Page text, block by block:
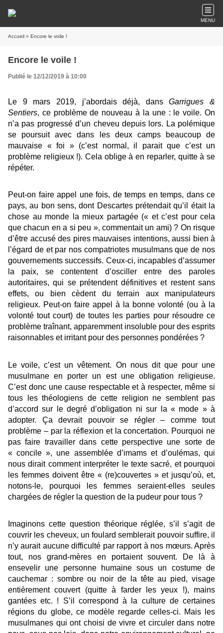
MENU
Accueil » Encore le voile !
Encore le voile !
Publié le 12/12/2019 à 10:00
Le 9 mars 2019, j’abordais déjà, dansGarrigues &
Sentiers, ce problème de nouveau à la une : le voile. On
n’a pas progressé d’un cheveu depuis lors. La polémique
se poursuit avec dans les deux camps beaucoup de
mauvaise « foi » (c’est normal, il parait que c’est un
problème religieux !). Cela oblige à en reparler, quitte à se
répéter.
Peut-on faire appel une fois, de temps en temps, dans ce
pays, au bon sens, dont Descartes prétendait qu’il était la
chose au monde la mieux partagée (« et c’est pour cela
que chacun en a si peu », commentait un ami) ? On risque
d’être accusé des pires mauvaises intentions, aussi bien à
l’égard de et par nos compatriotes musulmans que de nos
gouvernements successifs. Ceux-ci, incapables d’assumer
la paix, se contentent d’osciller entre des paroles
autoritaires, qui se prétendent définitives et restent sans
effets, ou bien cèdent du terrain aux manipulateurs
religieux. Peut-on faire appel à la bonne volonté (ou à la
volonté tout court) de toutes les parties pour résoudre ce
problème traînant, apparemment insoluble pour des esprits
raisonnables et irritant pour des personnes pondérées ?
Le voile, c’est un vêtement. On nous dit que pour une
musulmane en porter un est une obligation religieuse.
C’est donc une cause respectable et à respecter, même si
tous les théologiens de cette religion ne semblent pas
d’accord sur le degré d’obligation ni sur la « mode » à
adopter. Ça devrait pouvoir se régler – comme tout
problème – par la réflexion et la concertation. Pourquoi ne
pas faire travailler dans cette perspective une sorte de
« concile », une assemblée d’imams et d’oulémas, qui
nous dirait comment interpréter le texte sacré, et pourquoi
les femmes doivent être « (re)couvertes » et jusqu’où, et,
notons-le, pourquoi les femmes seraient-elles seules
chargées de régler la question de la pudeur pour tous ?
Imaginons cette question théorique réglée, s’il s’agit de
couvrir les cheveux, un foulard semblerait pouvoir suffire, il
n’y aurait aucune difficulté par rapport à nos mœurs. Après
tout, nos grand-mères en portaient souvent. De là à
ensevelir une personne humaine sous un costume de
cauchemar : sombre ou noir de la tête au pied, visage
entièrement couvert (quitte à farder les yeux !), mains
gantées etc. ! S’il correspond à la culture de certaines
régions du globe, ce modèle regarde celles-ci. Mais les
musulmanes qui ont choisi de vivre et circuler dans notre